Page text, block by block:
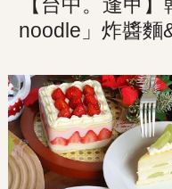
【台中。逢甲
noodle」炸醬麵